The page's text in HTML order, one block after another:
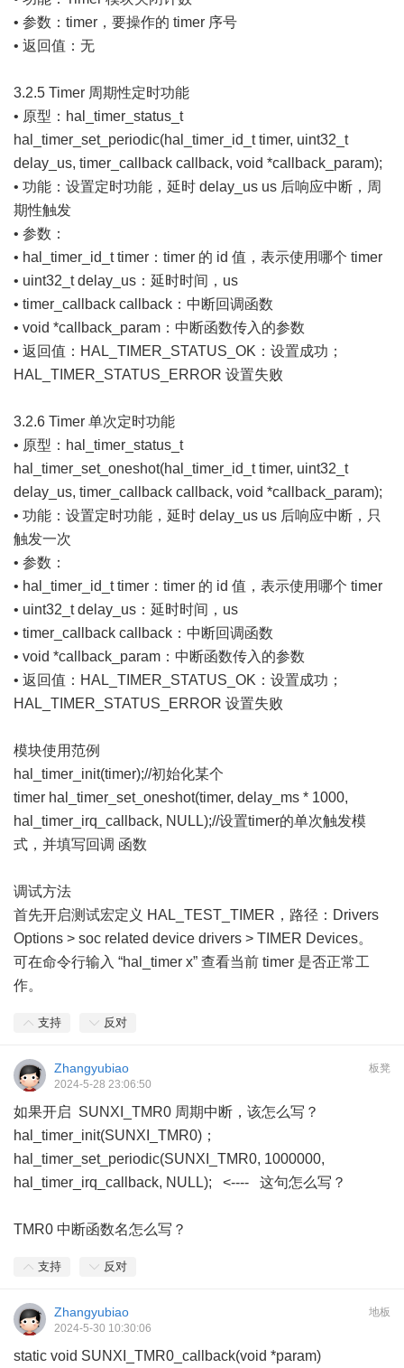
• 参数：timer，要操作的 timer 序号
• 返回值：无
3.2.5 Timer 周期性定时功能
• 原型：hal_timer_status_t
hal_timer_set_periodic(hal_timer_id_t timer, uint32_t
delay_us, timer_callback callback, void *callback_param);
• 功能：设置定时功能，延时 delay_us us 后响应中断，周
期性触发
• 参数：
• hal_timer_id_t timer：timer 的 id 值，表示使用哪个 timer
• uint32_t delay_us：延时时间，us
• timer_callback callback：中断回调函数
• void *callback_param：中断函数传入的参数
• 返回值：HAL_TIMER_STATUS_OK：设置成功；
HAL_TIMER_STATUS_ERROR 设置失败
3.2.6 Timer 单次定时功能
• 原型：hal_timer_status_t
hal_timer_set_oneshot(hal_timer_id_t timer, uint32_t
delay_us, timer_callback callback, void *callback_param);
• 功能：设置定时功能，延时 delay_us us 后响应中断，只
触发一次
• 参数：
• hal_timer_id_t timer：timer 的 id 值，表示使用哪个 timer
• uint32_t delay_us：延时时间，us
• timer_callback callback：中断回调函数
• void *callback_param：中断函数传入的参数
• 返回值：HAL_TIMER_STATUS_OK：设置成功；
HAL_TIMER_STATUS_ERROR 设置失败
模块使用范例
hal_timer_init(timer);//初始化某个
timer hal_timer_set_oneshot(timer, delay_ms * 1000,
hal_timer_irq_callback, NULL);//设置timer的单次触发模
式，并填写回调 函数
调试方法
首先开启测试宏定义 HAL_TEST_TIMER，路径：Drivers
Options > soc related device drivers > TIMER Devices。
可在命令行输入 “hal_timer x” 查看当前 timer 是否正常工
作。
支持 反对
板凳
Zhangyubiao
2024-5-28 23:06:50
如果开启 SUNXI_TMR0 周期中断，该怎么写？
hal_timer_init(SUNXI_TMR0)；
hal_timer_set_periodic(SUNXI_TMR0, 1000000,
hal_timer_irq_callback, NULL); <---- 这句怎么写？
TMR0 中断函数名怎么写？
支持 反对
地板
Zhangyubiao
2024-5-30 10:30:06
static void SUNXI_TMR0_callback(void *param)